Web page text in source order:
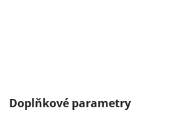
Doplňkové parametry